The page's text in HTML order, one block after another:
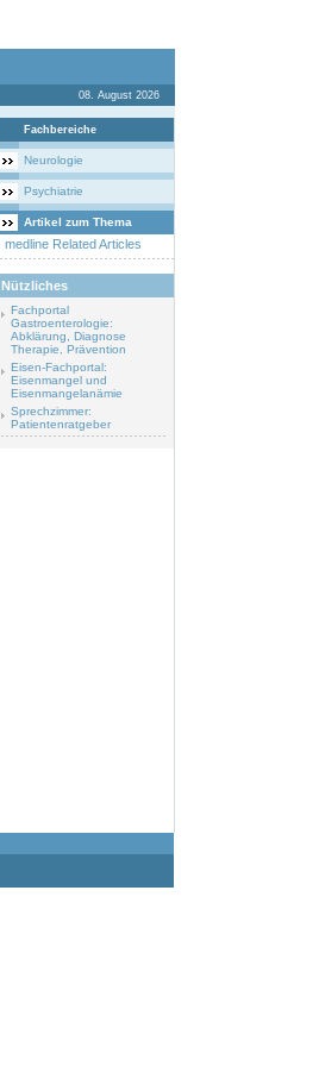
08. August 2026
Fachbereiche
Neurologie
Psychiatrie
Artikel zum Thema
medline Related Articles
Nützliches
Fachportal
Gastroenterologie:
Abklärung, Diagnose
Therapie, Prävention
Eisen-Fachportal:
Eisenmangel und
Eisenmangelanämie
Sprechzimmer:
Patientenratgeber